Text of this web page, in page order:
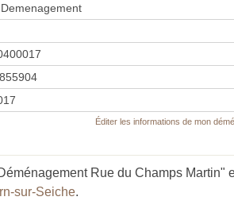
Éditer les informations de mon
Rue du Champs Martin"
sur-Seiche.